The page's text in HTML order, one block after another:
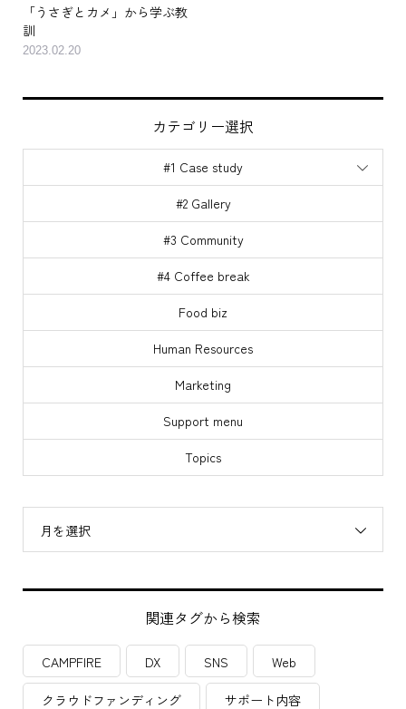
「うさぎとカメ」から学ぶ教
訓
カテゴリー選択
#1 Case study
#2 Gallery
#3 Community
#4 Coffee break
Food biz
Human Resources
Marketing
Support menu
Topics
月を選択
CAMPFIRE DX SNS Web